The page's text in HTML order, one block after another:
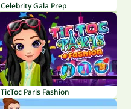
Celebrity Gala Prep
TicToc Paris Fashion